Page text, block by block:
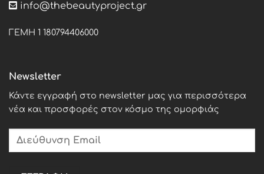
info@thebeautyproject.gr
ΓΕΜΗ 1 180794406000
Newsletter
Κάντε εγγραφή στο newsletter μας για περισσότερα
νέα και προσφορές στον κόσμο της ομορφιάς